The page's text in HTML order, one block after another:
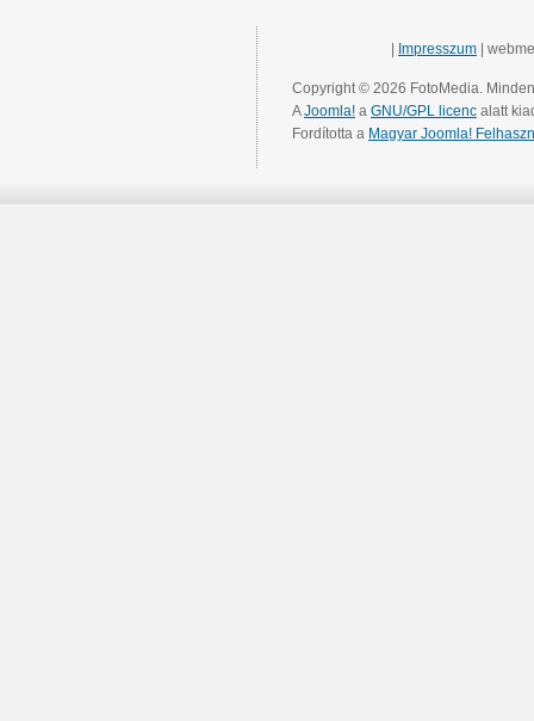
Impresszum |
Copyright © 2026 FotoMedia.
AJoomla! a GNU/GPL licenc alatt
Fordította a Magyar Joomla!